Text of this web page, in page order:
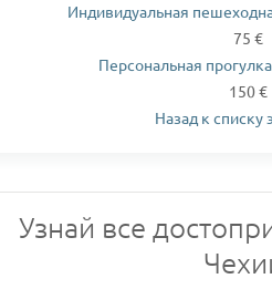
Индивидуальная
75 €
Персональная
150 €
Назад к списку
Узнай все